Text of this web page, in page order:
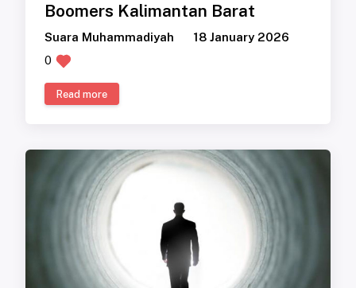
Boomers Kalimantan Barat
Suara Muhammadiyah
18 January 2026
0
Read more